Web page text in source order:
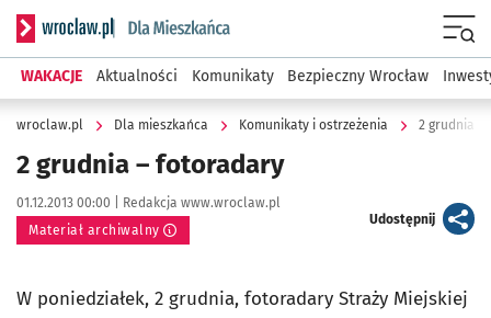
Serwis informacyjny wroclaw.pl podserwis: Dla mieszkańca
WAKACJE Aktualności Komunikaty Bezpieczny Wrocław
wroclaw.pl Dla mieszkańca Komunikaty i ostrzeżenia 2 grudnia –
2 grudnia – fotoradary
Data publikacji:
01.12.2013 00:00 | Autor:
Redakcja www.wroclaw.pl
Materiał archiwalny
Udostępnijartykuł
W poniedziałek, 2 grudnia, fotoradary Straży Miejskiej